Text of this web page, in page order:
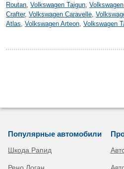
Routan, Volkswagen Taigun,
Crafter, Volkswagen Caravelle,
Atlas, Volkswagen Arteon, Volkswagen
Популярные автомобили
Шкода Рапид